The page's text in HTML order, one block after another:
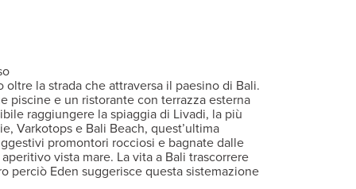
oltre la strada che attraversa il paesino di Bali.
piscine e un ristorante con terrazza esterna
raggiungere la spiaggia di Livadi, la più
Varkotops e Bali Beach, quest’ultima
promontori rocciosi e bagnate dalle
vista mare. La vita a Bali trascorrere
perciò Eden suggerisce questa sistemazione
da quello di Chania. Fermata bus a 800 m.
Wi-Fi, minifrigo e terrazza o balcone. A
per bambini. Parco acquatico incluso per i clienti
e secondo gli orari di apertura